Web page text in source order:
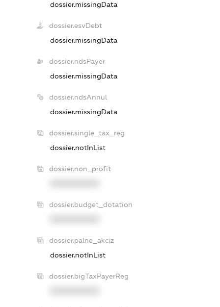
dossier.missingData
dossier.esvDebt
dossier.missingData
dossier.ndsPayer
dossier.missingData
dossier.ndsAnnul
dossier.missingData
dossier.single_tax_reg
dossier.notInList
dossier.non_profit
dossier.budget_dotation
dossier.palne_akciz
dossier.notInList
dossier.bigTaxPayerReg